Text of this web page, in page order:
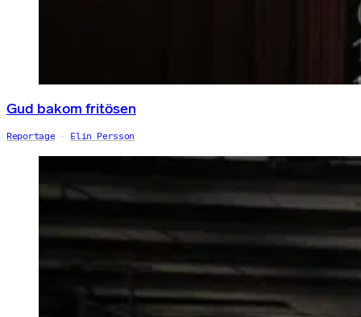
Gud bakom fritösen
Reportage Elin Persson